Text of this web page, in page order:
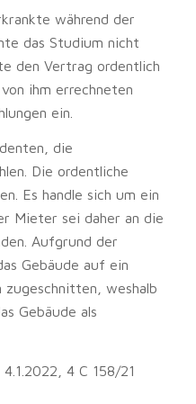
während der
das Studium nicht
den Vertrag ordentlich
ihm errechneten
ein.
die
Die ordentliche
Es handle sich um ein
Mieter sei daher an die
Aufgrund der
Gebäude auf ein
zugeschnitten, weshalb
Gebäude als
4 C 158/21